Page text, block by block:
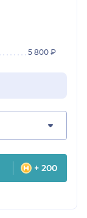
5 800 ₽
+ 200